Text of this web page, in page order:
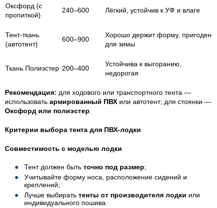
Оксфорд (с
пропиткой)
240–600 Лёгкий, устойчив к УФ и влаге
Тент-ткань
(автотент)
600–900
Хорошо держит форму, пригоден
для зимы
Ткань Полиэстер 200–400
Устойчива к выгоранию,
недорогая
Рекомендация: для ходового или транспортного тента —
использовать армированный ПВХ или автотент; для стоянки —
Оксфорд или полиэстер.
Критерии выбора тента для ПВХ-лодки
Совместимость с моделью лодки
Тент должен быть точно под размер;
Учитывайте форму носа, расположение сидений и
креплений;
Лучше выбирать тенты от производителя лодки или
индивидуального пошива.